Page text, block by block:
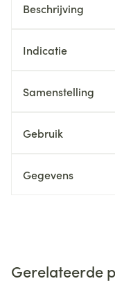
Beschrijving
Indicatie
Samenstelling
Gebruik
Gegevens
Gerelateerde